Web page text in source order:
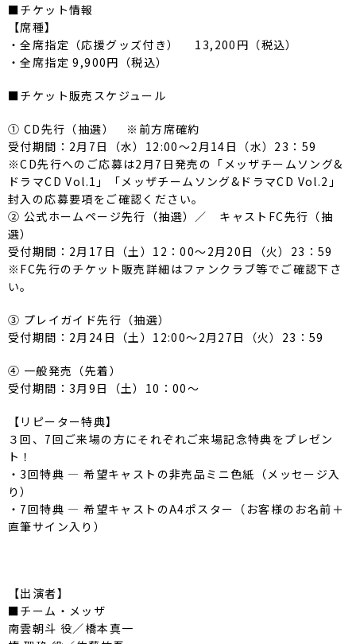
■チケット情報
【席種】
・全席指定（応援グッズ付き） 13,200円（税込）
・全席指定 9,900円（税込）
■チケット販売スケジュール
① CD先行（抽選） ※前方席確約
受付期間：2月7日（水）12:00〜2月14日（水）23：59
※CD先行へのご応募は2月7日発売の「メッザチームソング&
ドラマCD Vol.1」「メッザチームソング&ドラマCD Vol.2」
封入の応募要項をご確認ください。
② 公式ホームページ先行（抽選）／ キャストFC先行（抽
選）
受付期間：2月17日（土）12：00〜2月20日（火）23：59
※FC先行のチケット販売詳細はファンクラブ等でご確認下さ
い。
③ プレイガイド先行（抽選）
受付期間：2月24日（土）12:00〜2月27日（火）23：59
④ 一般発売（先着）
受付期間：3月9日（土）10：00～
【リピーター特典】
３回、7回ご来場の方にそれぞれご来場記念特典をプレゼン
ト！
・3回特典 ― 希望キャストの非売品ミニ色紙（メッセージ入
り）
・7回特典 ― 希望キャストのA4ポスター（お客様のお名前＋
直筆サイン入り）
【出演者】
■チーム・メッザ
南雲朝斗 役／橋本真一